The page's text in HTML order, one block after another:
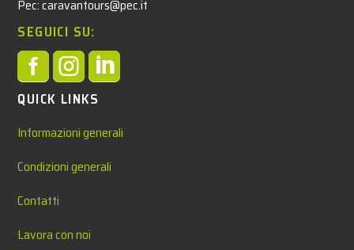
Pec: caravantours@pec.it
SEGUICI SU:

QUICK LINKS
Informazioni generali
Condizioni generali
Contatti
Lavora con noi